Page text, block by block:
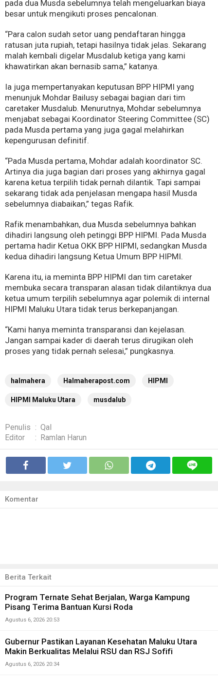
pada dua Musda sebelumnya telah mengeluarkan biaya
besar untuk mengikuti proses pencalonan.
“Para calon sudah setor uang pendaftaran hingga
ratusan juta rupiah, tetapi hasilnya tidak jelas. Sekarang
malah kembali digelar Musdalub ketiga yang kami
khawatirkan akan bernasib sama,” katanya.
Ia juga mempertanyakan keputusan BPP HIPMI yang
menunjuk Mohdar Bailusy sebagai bagian dari tim
caretaker Musdalub. Menurutnya, Mohdar sebelumnya
menjabat sebagai Koordinator Steering Committee (SC)
pada Musda pertama yang juga gagal melahirkan
kepengurusan definitif.
“Pada Musda pertama, Mohdar adalah koordinator SC.
Artinya dia juga bagian dari proses yang akhirnya gagal
karena ketua terpilih tidak pernah dilantik. Tapi sampai
sekarang tidak ada penjelasan mengapa hasil Musda
sebelumnya diabaikan,” tegas Rafik.
Rafik menambahkan, dua Musda sebelumnya bahkan
dihadiri langsung oleh petinggi BPP HIPMI. Pada Musda
pertama hadir Ketua OKK BPP HIPMI, sedangkan Musda
kedua dihadiri langsung Ketua Umum BPP HIPMI.
Karena itu, ia meminta BPP HIPMI dan tim caretaker
membuka secara transparan alasan tidak dilantiknya dua
ketua umum terpilih sebelumnya agar polemik di internal
HIPMI Maluku Utara tidak terus berkepanjangan.
“Kami hanya meminta transparansi dan kejelasan.
Jangan sampai kader di daerah terus dirugikan oleh
proses yang tidak pernah selesai,” pungkasnya.
halmahera Halmaherapost.com HIPMI
HIPMI Maluku Utara musdalub
Penulis : Qal
Editor
: Ramlan Harun
Komentar
Berita Terkait
Program Ternate Sehat Berjalan, Warga Kampung
Pisang Terima Bantuan Kursi Roda
Agustus 6, 2026 20:53
Gubernur Pastikan Layanan Kesehatan Maluku Utara
Makin Berkualitas Melalui RSU dan RSJ Sofifi
Agustus 6, 2026 20:34